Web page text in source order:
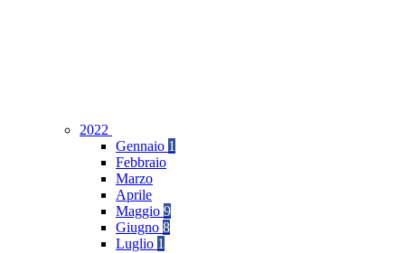
2022
Gennaio 1
Febbraio
Marzo
Aprile
Maggio 9
Giugno 8
Luglio 1